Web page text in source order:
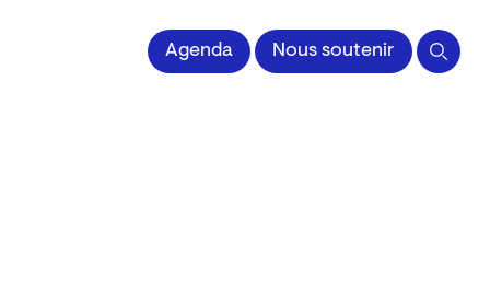
impriméeAgenda Nous soutenir